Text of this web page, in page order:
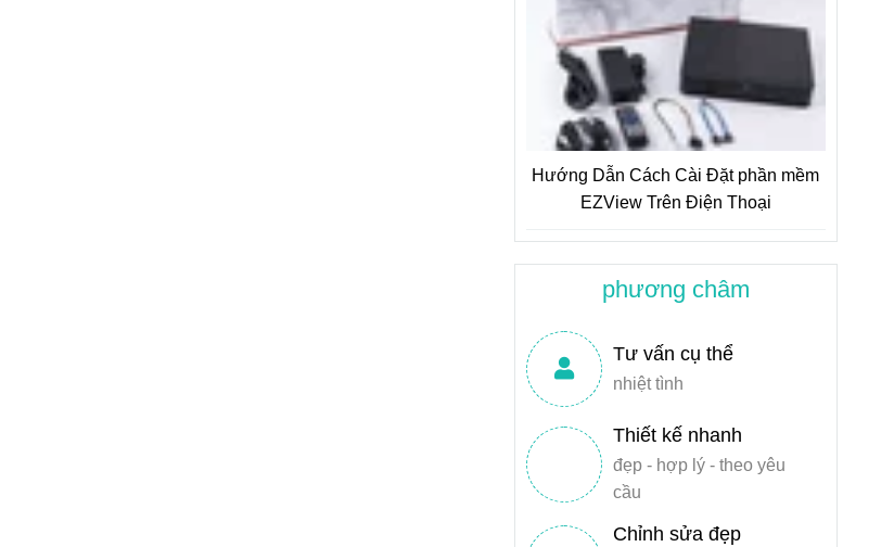
Hướng Dẫn Cách Cài Đặt phần mềm
EZView Trên Điện Thoại
phương châm
Tư vấn cụ thể
nhiệt tình
Thiết kế nhanh
đẹp - hợp lý - theo yêu
cầu
Chỉnh sửa đẹp